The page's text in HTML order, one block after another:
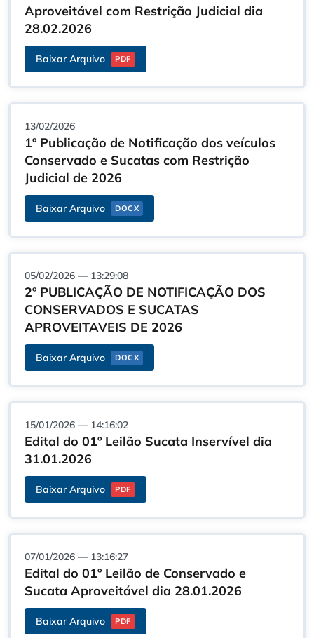
Aproveitável com Restrição Judicial dia
28.02.2026
Baixar Arquivo PDF
13/02/2026
1º Publicação de Notificação dos veículos
Conservado e Sucatas com Restrição
Judicial de 2026
Baixar Arquivo DOCX
05/02/2026 — 13:29:08
2º PUBLICAÇÃO DE NOTIFICAÇÃO DOS
CONSERVADOS E SUCATAS
APROVEITAVEIS DE 2026
Baixar Arquivo DOCX
15/01/2026 — 14:16:02
Edital do 01º Leilão Sucata Inservível dia
31.01.2026
Baixar Arquivo PDF
07/01/2026 — 13:16:27
Edital do 01º Leilão de Conservado e
Sucata Aproveitável dia 28.01.2026
Baixar Arquivo PDF